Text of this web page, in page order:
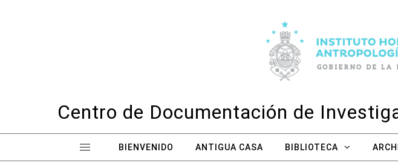
Centro de Documentación de
BIENVENIDO ANTIGUA CASA BIBLIOTECA